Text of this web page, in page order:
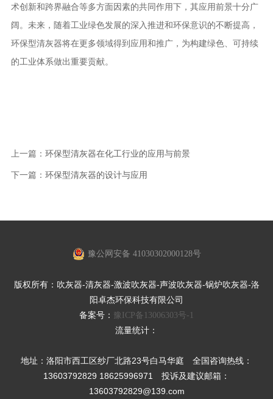
术创新和跨界融合等多方面因素的共同作用下，其应用前景十分广
阔。未来，随着工业绿色发展的深入推进和环保意识的不断提高，
环保型清灰器将在更多领域得到应用和推广，为构建绿色、可持续
的工业体系做出重要贡献。
上一篇： 环保型清灰器在化工行业的应用与前景
下一篇： 环保型清灰器的设计与应用
豫公网安备 41030302000128号
版权所有：吹灰器-清灰器-激波吹灰器-声波吹灰器-锅炉吹灰器-洛
阳卓杰环保科技有限公司
备案号： 豫ICP备13006303号-1
流量统计：
地址：洛阳市西工区纱厂北路23号白马华庭 全国咨询热线：
13603792829 18625996971 投诉及建议邮箱：
13603792829@139.com